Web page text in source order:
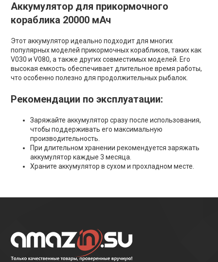
Аккумулятор для прикормочного
кораблика 20000 мАч
Этот аккумулятор идеально подходит для многих
популярных моделей прикормочных корабликов, таких как
V030 и V080, а также других совместимых моделей. Его
высокая емкость обеспечивает длительное время работы,
что особенно полезно для продолжительных рыбалок.
Рекомендации по эксплуатации:
Заряжайте аккумулятор сразу после использования,
чтобы поддерживать его максимальную
производительность.
При длительном хранении рекомендуется заряжать
аккумулятор каждые 3 месяца.
Храните аккумулятор в сухом и прохладном месте.